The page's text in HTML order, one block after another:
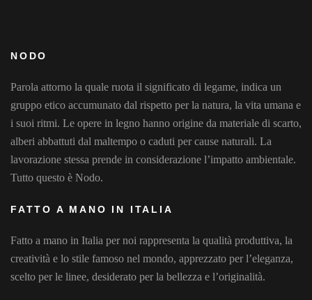
NODO
Parola attorno la quale ruota il significato di legame, indica un
gruppo etico accumunato dal rispetto per la natura, la vita umana e
i suoi ritmi. Le opere in legno hanno origine da materiale di scarto,
alberi abbattuti dal maltempo o caduti per cause naturali. La
lavorazione stessa prende in considerazione l’impatto ambientale.
Tutto questo è Nodo.
FATTO A MANO IN ITALIA
Fatto a mano in Italia per noi rappresenta la qualità produttiva, la
creatività e lo stile famoso nel mondo, apprezzato per l’eleganza,
scelto per le linee, desiderato per la bellezza e l’originalità.